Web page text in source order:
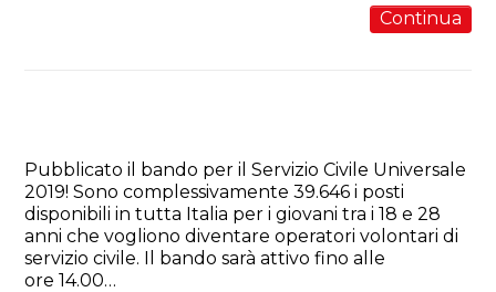
Continua
Pubblicato il bando per il Servizio Civile Universale
2019! Sono complessivamente 39.646 i posti
disponibili in tutta Italia per i giovani tra i 18 e 28
anni che vogliono diventare operatori volontari di
servizio civile. Il bando sarà attivo fino alle
ore 14.00…